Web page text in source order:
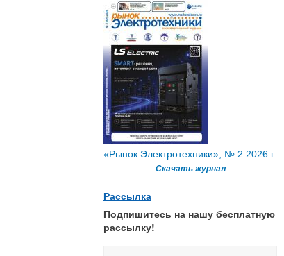
«Рынок Электротехники», № 2 2026 г.
Скачать журнал
Рассылка
Подпишитесь на нашу бесплатную
рассылку!